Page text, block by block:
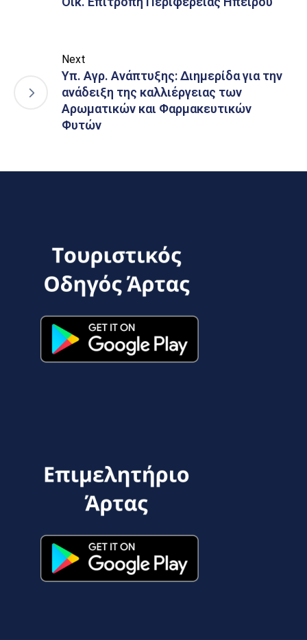
Next
Υπ. Αγρ. Ανάπτυξης: Διημερίδα για την
ανάδειξη της καλλιέργειας των
Αρωματικών και Φαρμακευτικών
Φυτών